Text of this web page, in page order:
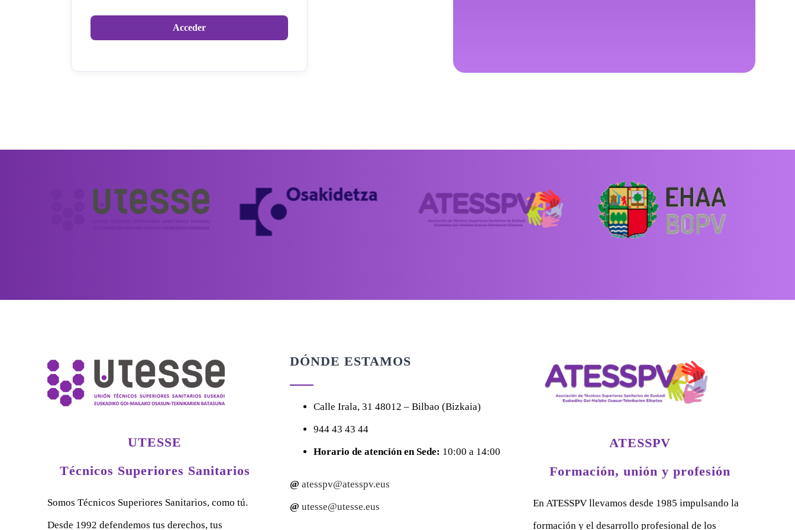
UTESSE
Técnicos Superiores Sanitarios
Somos Técnicos Superiores Sanitarios, como tú.
Desde 1992 defendemos tus derechos, tus
DÓNDE ESTAMOS
CalleIrala, 3148012 – Bilbao (Bizkaia)
944 43 43 44
Horario de atención en Sede: 10:00 a 14:00
@ atesspv@atesspv.eus
@ utesse@utesse.eus
ATESSPV
Formación, unión y profesión
En ATESSPV llevamos desde 1985 impulsando la
formación y el desarrollo profesional de los